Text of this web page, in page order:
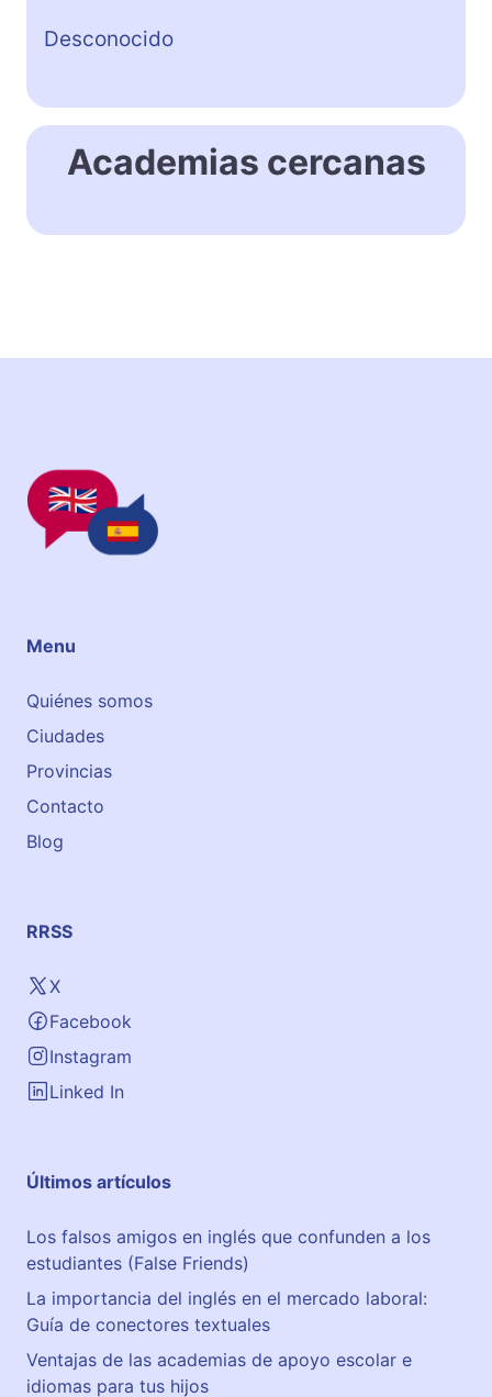
Desconocido
Academias cercanas
Menu
Quiénes somos
Ciudades
Provincias
Contacto
Blog
RRSS
X
Facebook
Instagram
Linked In
Últimos artículos
Los falsos amigos en inglés que confunden a los
estudiantes (False Friends)
La importancia del inglés en el mercado laboral:
Guía de conectores textuales
Ventajas de las academias de apoyo escolar e
idiomas para tus hijos